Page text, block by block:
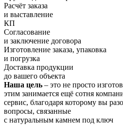
Расчёт заказа
и выставление
КП
Согласование
и заключение договора
Изготовление заказа, упаковка
и погрузка
Доставка продукции
до вашего объекта
Наша цель – это не просто
этим занимается ещё сотня
сервис, благодаря которому вы
вопросы, связанные
с натуральным камнем под ключ